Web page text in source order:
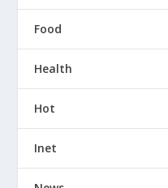
Food
Health
Hot
Inet